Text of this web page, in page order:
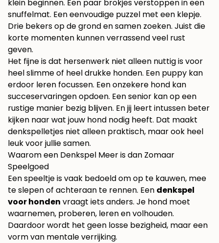
klein beginnen. Een paar brokjes verstoppen in een
snuffelmat. Een eenvoudige puzzel met een klepje.
Drie bekers op de grond en samen zoeken. Juist die
korte momenten kunnen verrassend veel rust
geven.
Het fijne is dat hersenwerk niet alleen nuttig is voor
heel slimme of heel drukke honden. Een puppy kan
erdoor leren focussen. Een onzekere hond kan
succeservaringen opdoen. Een senior kan op een
rustige manier bezig blijven. En jij leert intussen beter
kijken naar wat jouw hond nodig heeft. Dat maakt
denkspelletjes niet alleen praktisch, maar ook heel
leuk voor jullie samen.
Waarom een Denkspel Meer is dan Zomaar
Speelgoed
Een speeltje is vaak bedoeld om op te kauwen, mee
te slepen of achteraan te rennen. Een denkspel
voor honden vraagt iets anders. Je hond moet
waarnemen, proberen, leren en volhouden.
Daardoor wordt het geen losse bezigheid, maar een
vorm van mentale verrijking.